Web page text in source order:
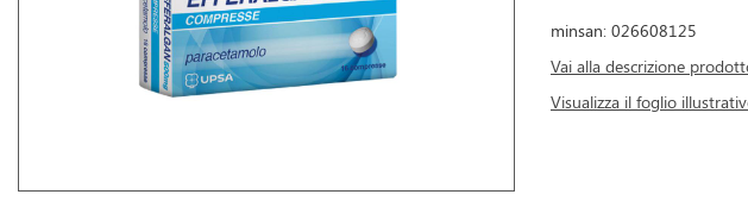
minsan: 026608125
Vai alla descrizione
Visualizza il foglio